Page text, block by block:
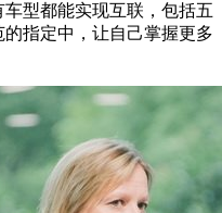
型都能实现互联，包括五
指定中，让自己掌握更多